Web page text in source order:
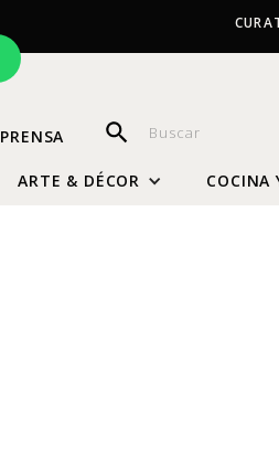
PRENSA
ARTE & DÉCOR COCINA